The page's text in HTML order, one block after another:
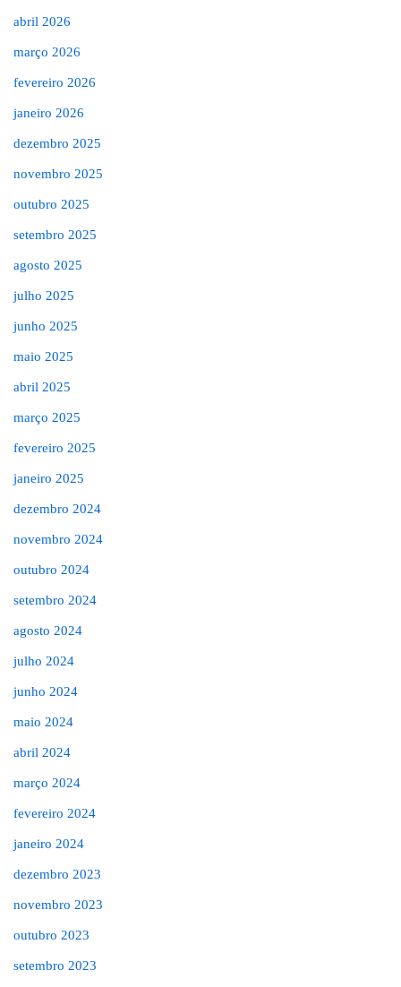
abril 2026
março 2026
fevereiro 2026
janeiro 2026
dezembro 2025
novembro 2025
outubro 2025
setembro 2025
agosto 2025
julho 2025
junho 2025
maio 2025
abril 2025
março 2025
fevereiro 2025
janeiro 2025
dezembro 2024
novembro 2024
outubro 2024
setembro 2024
agosto 2024
julho 2024
junho 2024
maio 2024
abril 2024
março 2024
fevereiro 2024
janeiro 2024
dezembro 2023
novembro 2023
outubro 2023
setembro 2023